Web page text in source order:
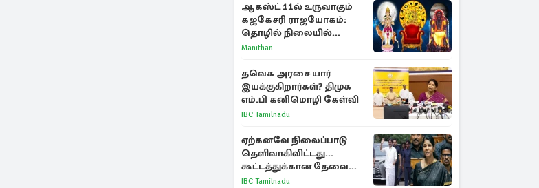
ஆகஸ்ட் 11ல் உருவாகும்
கஜகேசரி ராஜயோகம்:
தொழில் நிலையில்
அதிர்ஷ்டம் பெறும் 3
Manithan
தவெக அரசை யார்
இயக்குகிறார்கள்? திமுக
எம்.பி கனிமொழி கேள்வி
IBC Tamilnadu
ஏற்கனவே நிலைப்பாடு
தெளிவாகிவிட்டது...
கூட்டத்துக்கான தேவை
என்ன? - கனிமொழி
IBC Tamilnadu